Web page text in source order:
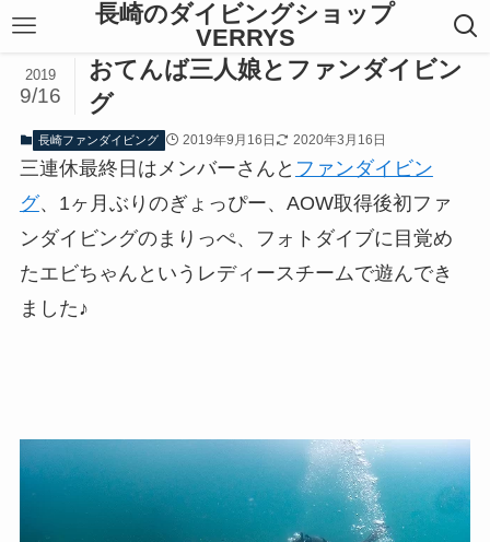
長崎のダイビングショップ
VERRYS
おてんば三人娘とファンダイビン
グ
2019
9/16
長崎ファンダイビング 2019年9月16日 2020年3月16日
三連休最終日はメンバーさんと ファンダイビン
グ、1ヶ月ぶりのぎょっぴー、AOW取得後初ファ
ンダイビングのまりっぺ、フォトダイブに目覚め
たエビちゃんというレディースチームで遊んでき
ました♪